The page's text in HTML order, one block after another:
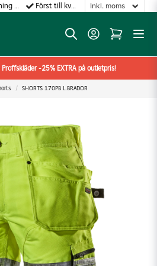
Först till kvarn gäller!
-25% EXTRA på outletpris!
SHORTS 170PB L.BRADOR